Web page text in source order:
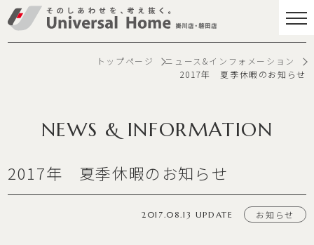
トップページ
ニュース&インフォメーション
2017年 夏季休暇のお知らせ
NEWS & INFORMATION
2017年 夏季休暇のお知らせ
2017.08.13 UPDATE お知らせ